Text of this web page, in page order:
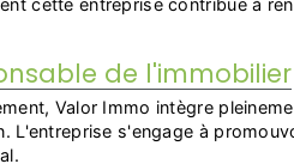
cette entreprise contribue à
de l'immobilier
Valor Immo intègre
L'entreprise s'engage à